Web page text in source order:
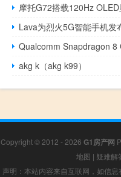
摩托G72搭载120Hz
Lava为烈火5G智能手机发
akg k（akg k99）
Copyright © 2012 - 2026 G1房产网
地图 | 疑难解
声明：本站内容来自互联网，如信